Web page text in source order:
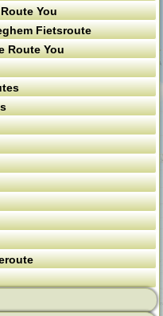
You
Fietsroute
Route You